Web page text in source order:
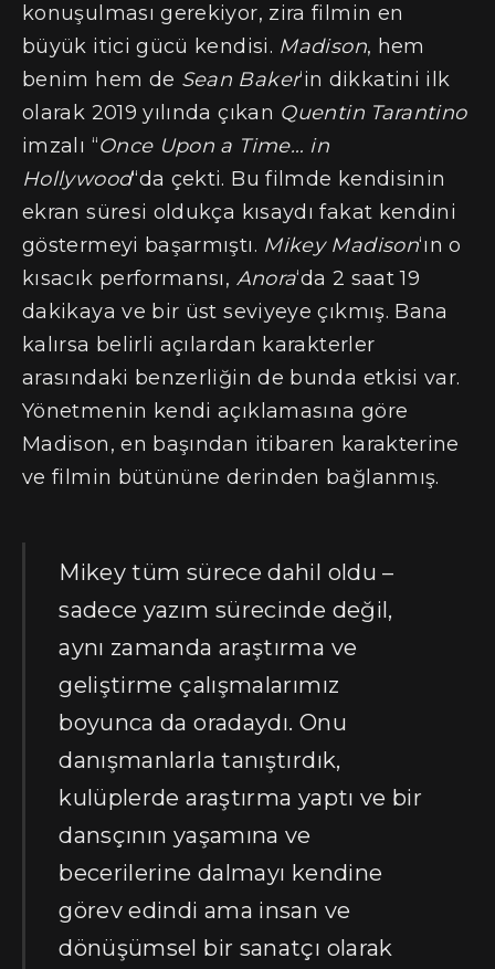
konuşulması gerekiyor, zira filmin en
büyük itici gücü kendisi. Madison, hem
benim hem de Sean Baker‘in dikkatini ilk
olarak 2019 yılında çıkan Quentin Tarantino
imzalı “Once Upon a Time… in
Hollywood“da çekti. Bu filmde kendisinin
ekran süresi oldukça kısaydı fakat kendini
göstermeyi başarmıştı. Mikey Madison‘ın o
kısacık performansı, Anora‘da 2 saat 19
dakikaya ve bir üst seviyeye çıkmış. Bana
kalırsa belirli açılardan karakterler
arasındaki benzerliğin de bunda etkisi var.
Yönetmenin kendi açıklamasına göre
Madison, en başından itibaren karakterine
ve filmin bütününe derinden bağlanmış.
Mikey tüm sürece dahil oldu –
sadece yazım sürecinde değil,
aynı zamanda araştırma ve
geliştirme çalışmalarımız
boyunca da oradaydı. Onu
danışmanlarla tanıştırdık,
kulüplerde araştırma yaptı ve bir
dansçının yaşamına ve
becerilerine dalmayı kendine
görev edindi ama insan ve
dönüşümsel bir sanatçı olarak